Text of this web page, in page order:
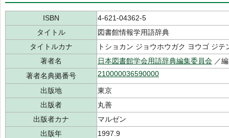
ISBN
4-621-04362-5
タイトル
図書館情報学用語辞典
タイトルカナ
トショカン ジョウホウガク ヨウゴ ジテ
著者名
日本図書館学会用語辞典編集委員会 ／編
著者名典拠番号
210000036590000
出版地
東京
出版者
丸善
出版者カナ
マルゼン
出版年
1997.9